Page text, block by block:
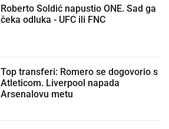
Roberto Soldić napustio ONE. Sad ga
čeka odluka - UFC ili FNC
Top transferi: Romero se dogovorio s
Atleticom. Liverpool napada
Arsenalovu metu